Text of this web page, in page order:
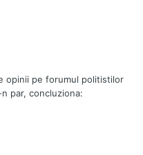
opinii pe forumul politistilor
par, concluziona: